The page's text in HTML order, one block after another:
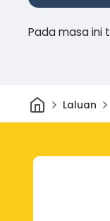
Pada masa ini
Rumah
Laluan